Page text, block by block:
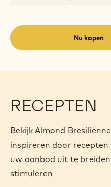
Nu kopen
RECEPTEN
Bekijk Almond
inspireren door
uw aanbod uit te
stimuleren